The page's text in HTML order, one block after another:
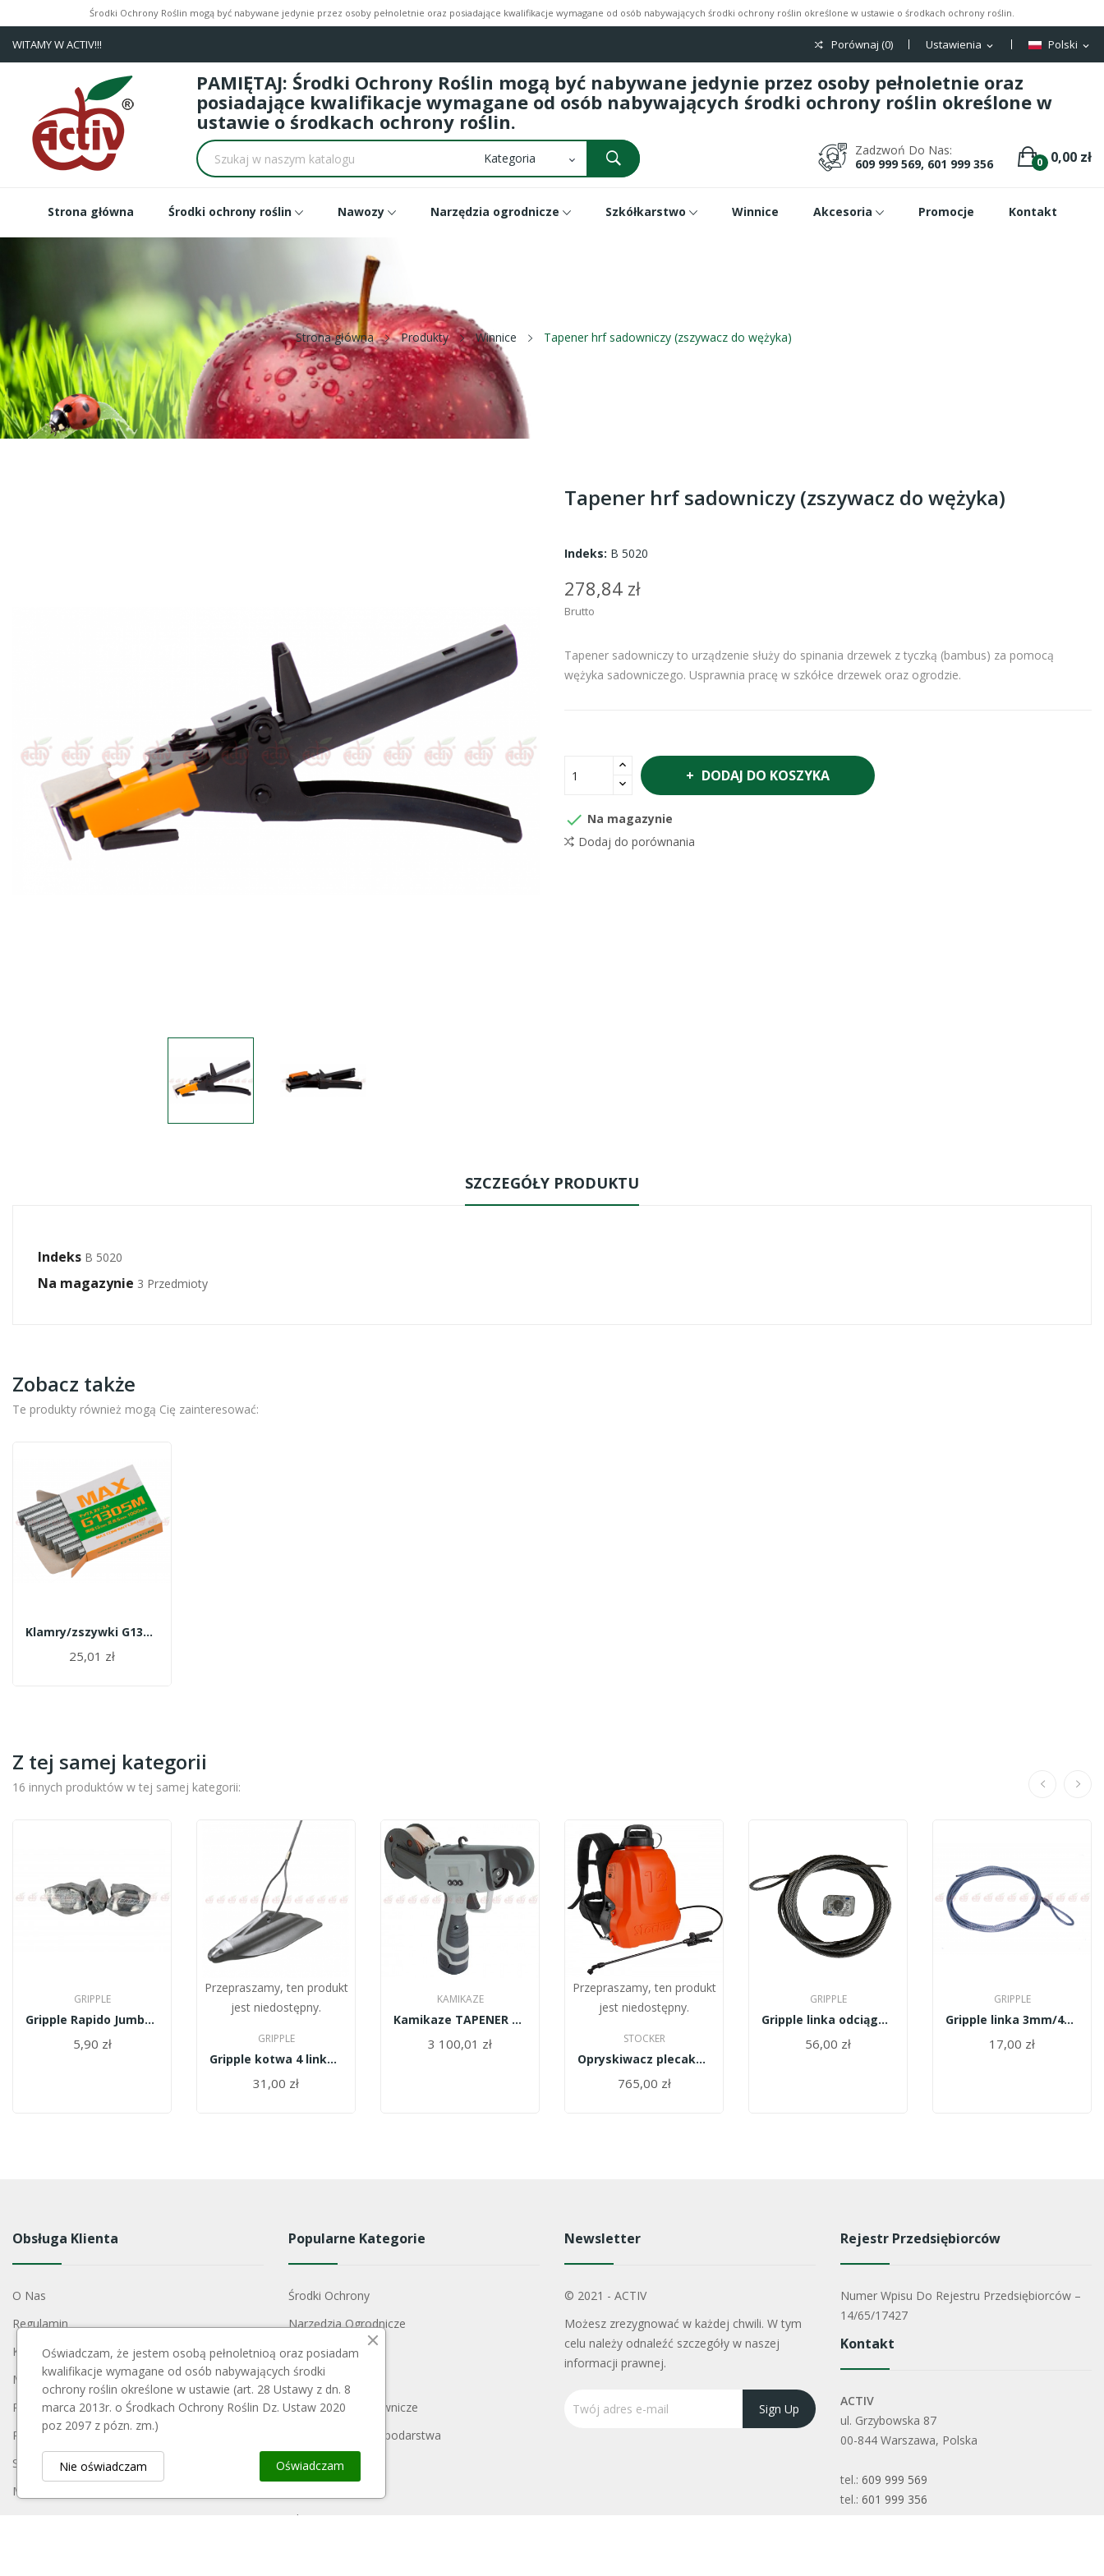
Środki Ochrony Roślin mogą być nabywane jedynie przez osoby pełnoletnie oraz posiadające kwalifikacje wymagane od osób nabywających środki ochrony roślin określone w ustawie o środkach ochrony roślin.
Polski expand_more
Ustawienia expand_more
Porównaj (0)
WITAMY W ACTIV!!!
PAMIĘTAJ: Środki Ochrony Roślin mogą być nabywane jedynie przez osoby pełnoletnie oraz
posiadające kwalifikacje wymagane od osób nabywających środki ochrony roślin określone w
ustawie o środkach ochrony roślin.
0 0,00 zł
Zadzwoń Do Nas:
609 999 569, 601 999 356
Strona główna Środki ochrony roślin Nawozy Narzędzia ogrodnicze Szkółkarstwo Winnice Akcesoria Promocje Kontakt
Strona główna Produkty Winnice Tapener hrf sadowniczy (zszywacz do wężyka)
Tapener hrf sadowniczy (zszywacz do wężyka)
Indeks: B 5020
278,84 zł
Brutto
Tapener sadowniczy to urządzenie służy do spinania drzewek z tyczką (bambus) za pomocą
wężyka sadowniczego. Usprawnia pracę w szkółce drzewek oraz ogrodzie.
DODAJ DO KOSZYKA
 Na magazynie
Dodaj do porównania
SZCZEGÓŁY PRODUKTU
Indeks B 5020
Na magazynie 3 Przedmioty
Zobacz także
Te produkty również mogą Cię zainteresować:
Klamry/zszywki G1305M (1000szt) (HRF)
25,01 zł
Z tej samej kategorii
16 innych produktów w tej samej kategorii:
GRIPPLE
Gripple Rapido Jumbo/2,50-3,15mm/600kg
5,90 zł
Przepraszamy, ten produkt
jest niedostępny.
GRIPPLE
Gripple kotwa 4 linka 0,9m - GA4-WT-4mm-0,9m
31,00 zł
KAMIKAZE
Kamikaze TAPENER elektryczny sadowniczy KV4
3 100,01 zł
Przepraszamy, ten produkt
jest niedostępny.
STOCKER
Opryskiwacz plecakowy elektryczny ERGO 12l 3/5...
765,00 zł
GRIPPLE
Gripple linka odciągowa dyniamic DPAK-D6-8M
56,00 zł
GRIPPLE
Gripple linka 3mm/4m+Medium - GPAK-PW3-4M
17,00 zł
Obsługa Klienta
O Nas
Regulamin
Koszty Dostawy
Metody Płatności
Polityka Prywatności
Reklamacje I Zwroty
Skontaktuj Się Z Nami
Mapa Strony
Popularne Kategorie
Środki Ochrony
Narzędzia Ogrodnicze
Nawozy
Szkółkarstwo
Konstrukcje Sadownicze
Akcesoria Do Gospodarstwa
Opryskiwacze
Blog
Newsletter
© 2021 - ACTIV
Możesz zrezygnować w każdej chwili. W tym
celu należy odnaleźć szczegóły w naszej
informacji prawnej.
Rejestr Przedsiębiorców
Numer Wpisu Do Rejestru Przedsiębiorców –
14/65/17427
Kontakt
ACTIV
ul. Grzybowska 87
00-844 Warszawa, Polska
tel.: 609 999 569
tel.: 601 999 356
Oświadczam, że jestem osobą pełnoletnioą oraz posiadam
kwalifikacje wymagane od osób nabywających środki
ochrony roślin określone w ustawie (art. 28 Ustawy z dn. 8
marca 2013r. o Środkach Ochrony Roślin Dz. Ustaw 2020
poz 2097 z pózn. zm.)
Oświadczam
Nie oświadczam